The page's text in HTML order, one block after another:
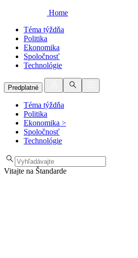
Home
Téma týždňa
Politika
Ekonomika
Spoločnosť
Technológie
Predplatné
Téma týždňa
Politika
Ekonomika >
Spoločnosť
Technológie
Vitajte na Štandarde